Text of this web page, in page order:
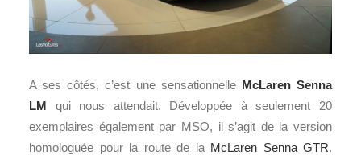
A ses côtés, c’est une sensationnelle McLaren Senna
LM qui nous attendait. Développée à seulement 20
exemplaires également par MSO, il s’agit de la version
homologuée pour la route de la McLaren Senna GTR.